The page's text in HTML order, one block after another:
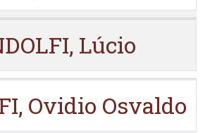
Lúcio
Ovidio Osvaldo